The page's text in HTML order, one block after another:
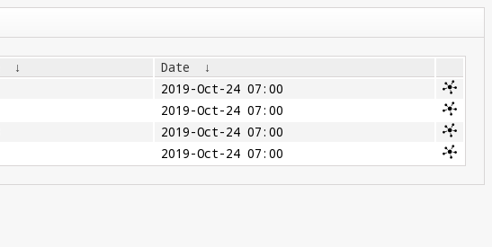
↓ Date
↓
2019-Oct-24 07:00
2019-Oct-24 07:00
2019-Oct-24 07:00
2019-Oct-24 07:00